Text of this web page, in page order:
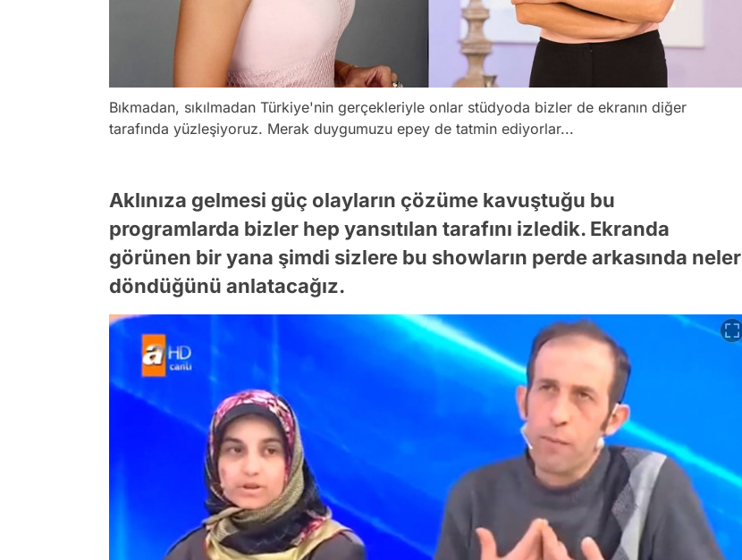
Bıkmadan, sıkılmadan Türkiye'nin gerçekleriyle onlar stüdyoda bizler de ekranın diğer
tarafında yüzleşiyoruz. Merak duygumuzu epey de tatmin ediyorlar...
Aklınıza gelmesi güç olayların çözüme kavuştuğu bu
programlarda bizler hep yansıtılan tarafını izledik. Ekranda
görünen bir yana şimdi sizlere bu showların perde arkasında neler
döndüğünü anlatacağız.